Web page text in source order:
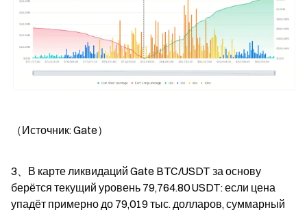
（Источник: Gate）
3、В карте ликвидаций Gate BTC/USDT за основу
берётся текущий уровень 79,764.80 USDT: если цена
упадёт примерно до 79,019 тыс. долларов, суммарный